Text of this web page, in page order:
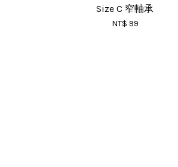
Size C 窄軸承
NT$ 99